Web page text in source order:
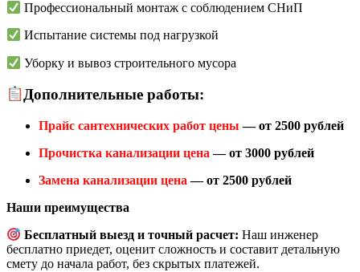
Профессиональный монтаж с соблюдением СНиП
Испытание системы под нагрузкой
Уборку и вывоз строительного мусора
Дополнительные работы:
Прайс сантехнических работ цены — от 2500 рублей
Прочистка канализации цена — от 3000 рублей
Замена канализации цена — от 2500 рублей
Наши преимущества
Бесплатный выезд и точный расчет: Наш инженер
бесплатно приедет, оценит сложность и составит детальную
смету до начала работ, без скрытых платежей.